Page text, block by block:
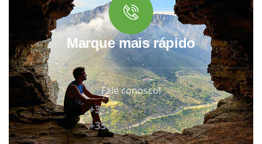
Marque mais rápido
Fale conosco!
+351 916 717 442
+351 910 741 061